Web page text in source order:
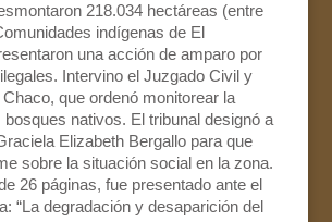
218.034 hectáreas (entre
indígenas de El
una acción de amparo por
Intervino el Juzgado Civil y
que ordenó monitorear la
nativos. El tribunal designó a
Elizabeth Bergallo para que
sobre la situación social en la zona.
26 páginas, fue presentado ante el
“La degradación y desaparición del